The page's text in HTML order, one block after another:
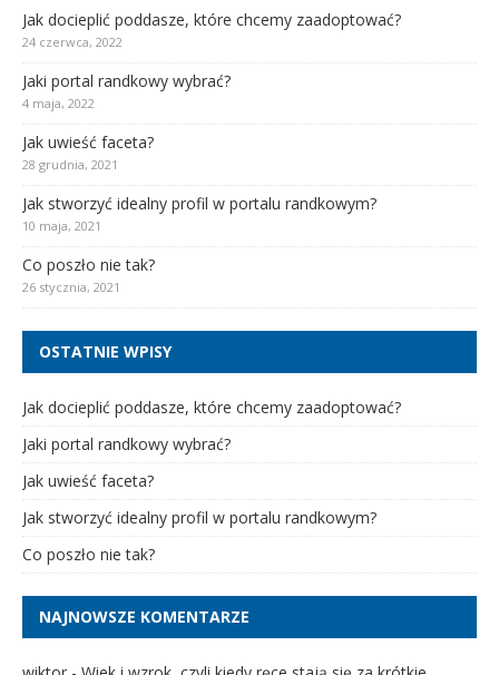
Jak docieplić poddasze, które chcemy zaadoptować?
24 czerwca, 2022
Jaki portal randkowy wybrać?
4 maja, 2022
Jak uwieść faceta?
28 grudnia, 2021
Jak stworzyć idealny profil w portalu randkowym?
10 maja, 2021
Co poszło nie tak?
26 stycznia, 2021
OSTATNIE WPISY
Jak docieplić poddasze, które chcemy zaadoptować?
Jaki portal randkowy wybrać?
Jak uwieść faceta?
Jak stworzyć idealny profil w portalu randkowym?
Co poszło nie tak?
NAJNOWSZE KOMENTARZE